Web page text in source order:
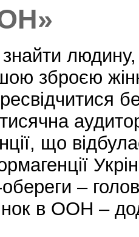
зброєю
що
обереги –
в ООН –